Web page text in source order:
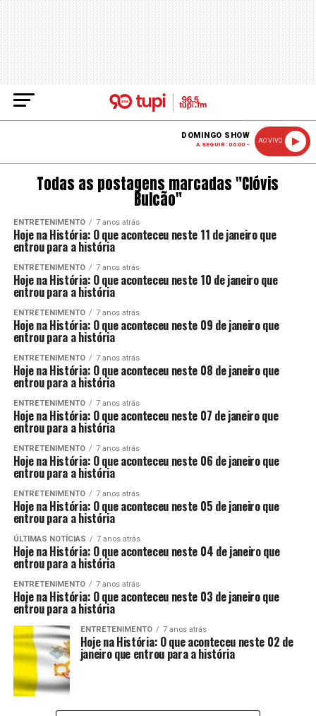
DOMINGO SHOW
A SEGUIR: 06:00 -
AO VIVO
Todas as postagens marcadas "Clóvis
Bulcão"
ENTRETENIMENTO 7 anos atrás
Hoje na História: O que aconteceu neste 11 de janeiro que
entrou para a história
ENTRETENIMENTO 7 anos atrás
Hoje na História: O que aconteceu neste 10 de janeiro que
entrou para a história
ENTRETENIMENTO 7 anos atrás
Hoje na História: O que aconteceu neste 09 de janeiro que
entrou para a história
ENTRETENIMENTO 7 anos atrás
Hoje na História: O que aconteceu neste 08 de janeiro que
entrou para a história
ENTRETENIMENTO 7 anos atrás
Hoje na História: O que aconteceu neste 07 de janeiro que
entrou para a história
ENTRETENIMENTO 7 anos atrás
Hoje na História: O que aconteceu neste 06 de janeiro que
entrou para a história
ENTRETENIMENTO 7 anos atrás
Hoje na História: O que aconteceu neste 05 de janeiro que
entrou para a história
ÚLTIMAS NOTÍCIAS 7 anos atrás
Hoje na História: O que aconteceu neste 04 de janeiro que
entrou para a história
ENTRETENIMENTO 7 anos atrás
Hoje na História: O que aconteceu neste 03 de janeiro que
entrou para a história
ENTRETENIMENTO 7 anos atrás
Hoje na História: O que aconteceu neste 02 de
janeiro que entrou para a história